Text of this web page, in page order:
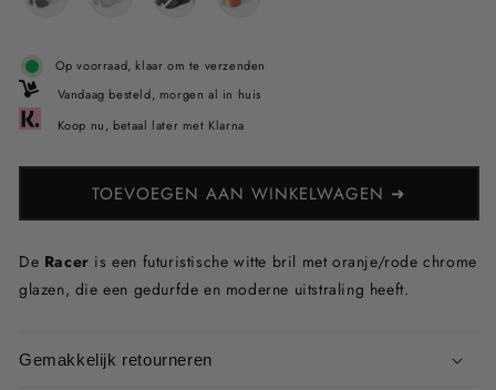
Op voorraad, klaar om te verzenden
Vandaag besteld, morgen al in huis
Koop nu, betaal later met Klarna
TOEVOEGEN AAN WINKELWAGEN ➜
De Racer is een futuristische witte bril met oranje/rode chrome
glazen, die een gedurfde en moderne uitstraling heeft.
Gemakkelijk retourneren